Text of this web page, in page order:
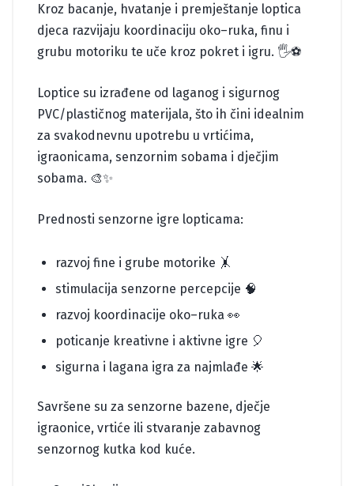
Kroz bacanje, hvatanje i premještanje loptica
djeca razvijaju koordinaciju oko–ruka, finu i
grubu motoriku te uče kroz pokret i igru. 🖐️⚽
Loptice su izrađene od laganog i sigurnog
PVC/plastičnog materijala, što ih čini idealnim
za svakodnevnu upotrebu u vrtićima,
igraonicama, senzornim sobama i dječjim
sobama. 🎨✨
Prednosti senzorne igre lopticama:
razvoj fine i grube motorike 🤸
stimulacija senzorne percepcije 🧠
razvoj koordinacije oko–ruka 👀
poticanje kreativne i aktivne igre 🎈
sigurna i lagana igra za najmlađe 🌟
Savršene su za senzorne bazene, dječje
igraonice, vrtiće ili stvaranje zabavnog
senzornog kutka kod kuće.